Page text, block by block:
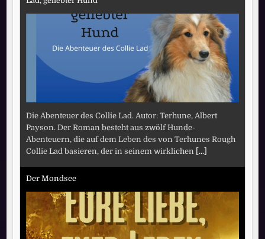
Die Abenteuer des Collie Lad. Autor: Terhune, Albert
Payson. Der Roman besteht aus zwölf Hunde-
Abenteuern, die auf dem Leben des von Terhunes Rough
Collie Lad basieren, der in seinem wirklichen [...]
Der Mondsee